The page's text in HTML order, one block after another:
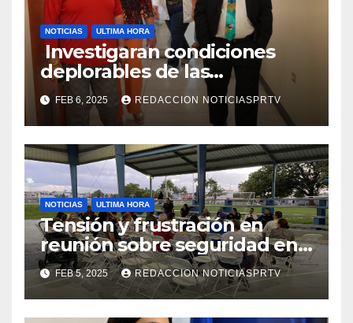
NOTICIAS ULTIMA HORA
Investigaran condiciones
deplorables de las
facilidades el Departamento
de la Salud en Mayagüez
FEB 6, 2025 REDACCION NOTICIASPRTV
NOTICIAS ULTIMA HORA
Tensión y frustración en
reunión sobre seguridad en
Reparto Metropolitano
FEB 5, 2025 REDACCION NOTICIASPRTV